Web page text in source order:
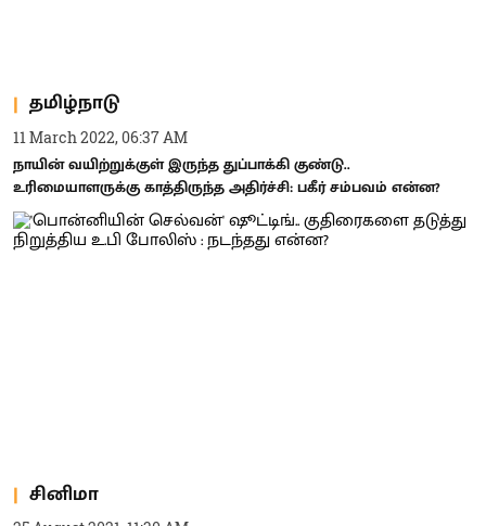
தமிழ்நாடு
11 March 2022, 06:37 AM
நாயின் வயிற்றுக்குள் இருந்த துப்பாக்கி குண்டு..
உரிமையாளருக்கு காத்திருந்த அதிர்ச்சி: பகீர் சம்பவம் என்ன?
சினிமா